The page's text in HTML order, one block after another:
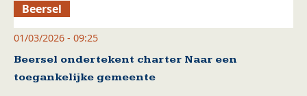
Beersel
01/03/2026 - 09:25
Beersel ondertekent charter Naar een
toegankelijke gemeente